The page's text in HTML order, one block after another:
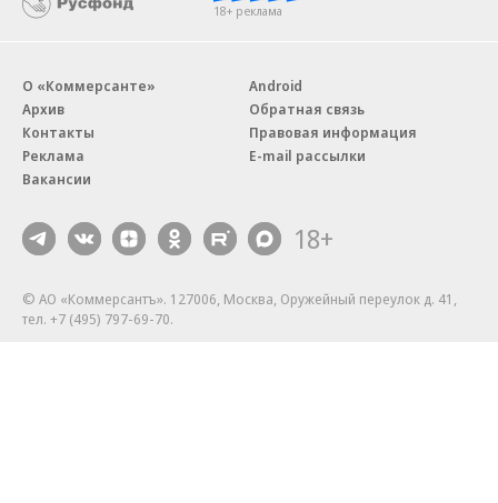
18+ реклама
О «Коммерсанте»
Архив
Контакты
Реклама
Вакансии
Android
Обратная связь
Правовая информация
E-mail рассылки
18+
© АО «Коммерсантъ». 127006, Москва, Оружейный переулок д. 41,
тел. +7 (495) 797-69-70.